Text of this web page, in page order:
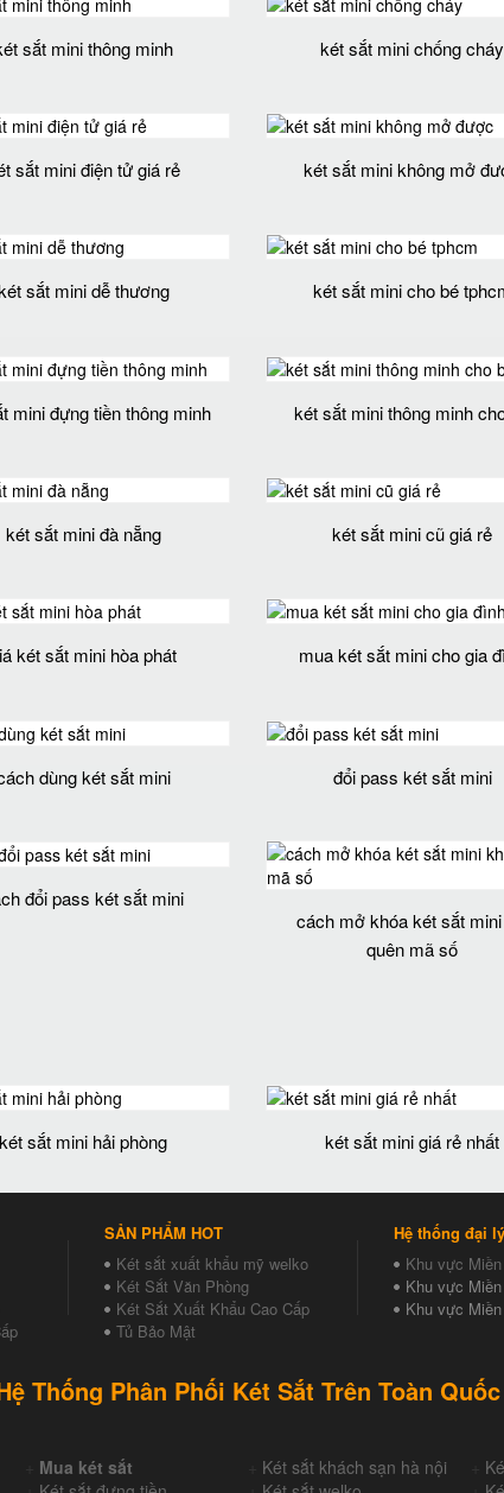
sắt mini thông minh két sắt mini chống cháy
sắt mini điện tử giá rẻ két sắt mini không mở
sắt mini dễ thương két sắt mini cho bé
mini đựng tiền thông minh két sắt mini thông minh
két sắt mini đà nẵng két sắt mini cũ giá rẻ
két sắt mini hòa phát mua két sắt mini cho gia
dùng két sắt mini đổi pass két sắt mini
đổi pass két sắt mini
cách mở khóa két sắt
quên mã số
két sắt mini hải phòng két sắt mini giá rẻ nhất
SẢN PHẨM HOT
Két sắt xuất khẩu mỹ welko
Két Sắt Văn Phòng
Két Sắt Xuất Khẩu Cao Cấp
Tủ Bảo Mật
Hệ thống đại lý
Khu vực
Khu vực
Khu vực
Thống Phân Phối Két Sắt Trên Toàn Quốc
Mua két sắt Két sắt khách sạn hà nội